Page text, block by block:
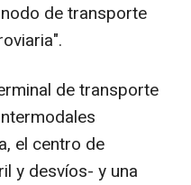
de transporte
de transporte
el centro de
y desvíos- y una